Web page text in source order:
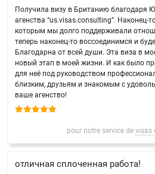
Получила визу в Британию благодаря
агенства “us.visas.consulting”. Наконец-
которым мы долго поддерживали
теперь наконец-то воссоединимся и
Благодарна от всей души. Эта виза в
новый этап в моей жизни. И как было
для неё под руководством
близким, друзьям и знакомым с
ваше агенство!
pour notre service de visas
отличная сплоченная работа!